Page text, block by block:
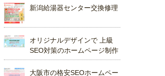
新潟給湯器センター交換修理
オリジナルデザインで 上級
SEO対策のホームページ制作
大阪市の格安SEOホームペー